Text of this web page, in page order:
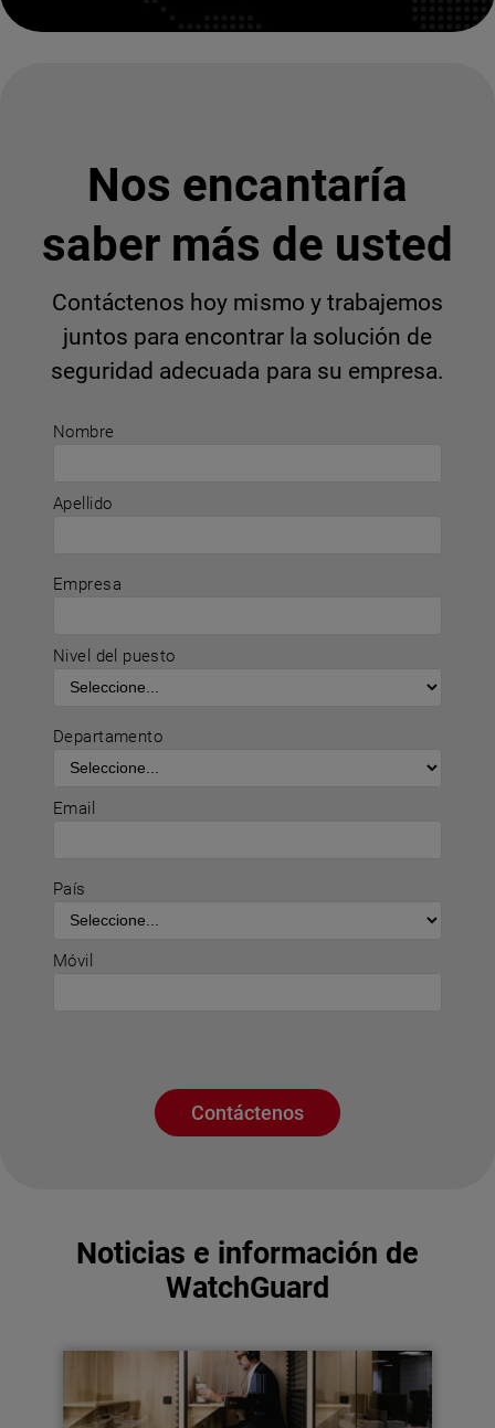
Nombre
Apellido
Empresa
Nivel del puesto
Departamento
Email
País
Móvil
Contáctenos
Nos encantaría
saber más de usted
Contáctenos hoy mismo y trabajemos
juntos para encontrar la solución de
seguridad adecuada para su empresa.
Noticias e información de
WatchGuard